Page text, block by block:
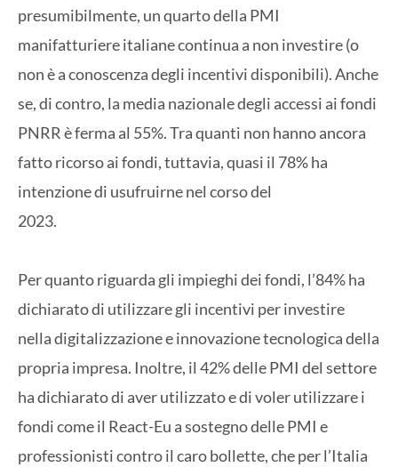
presumibilmente, un quarto della PMI
manifatturiere italiane continua a non investire (o
non è a conoscenza degli incentivi disponibili). Anche
se, di contro, la media nazionale degli accessi ai fondi
PNRR è ferma al 55%. Tra quanti non hanno ancora
fatto ricorso ai fondi, tuttavia, quasi il 78% ha
intenzione di usufruirne nel corso del
2023.
Per quanto riguarda gli impieghi dei fondi, l’84% ha
dichiarato di utilizzare gli incentivi per investire
nella digitalizzazione e innovazione tecnologica della
propria impresa. Inoltre, il 42% delle PMI del settore
ha dichiarato di aver utilizzato e di voler utilizzare i
fondi come il React-Eu a sostegno delle PMI e
professionisti contro il caro bollette, che per l’Italia